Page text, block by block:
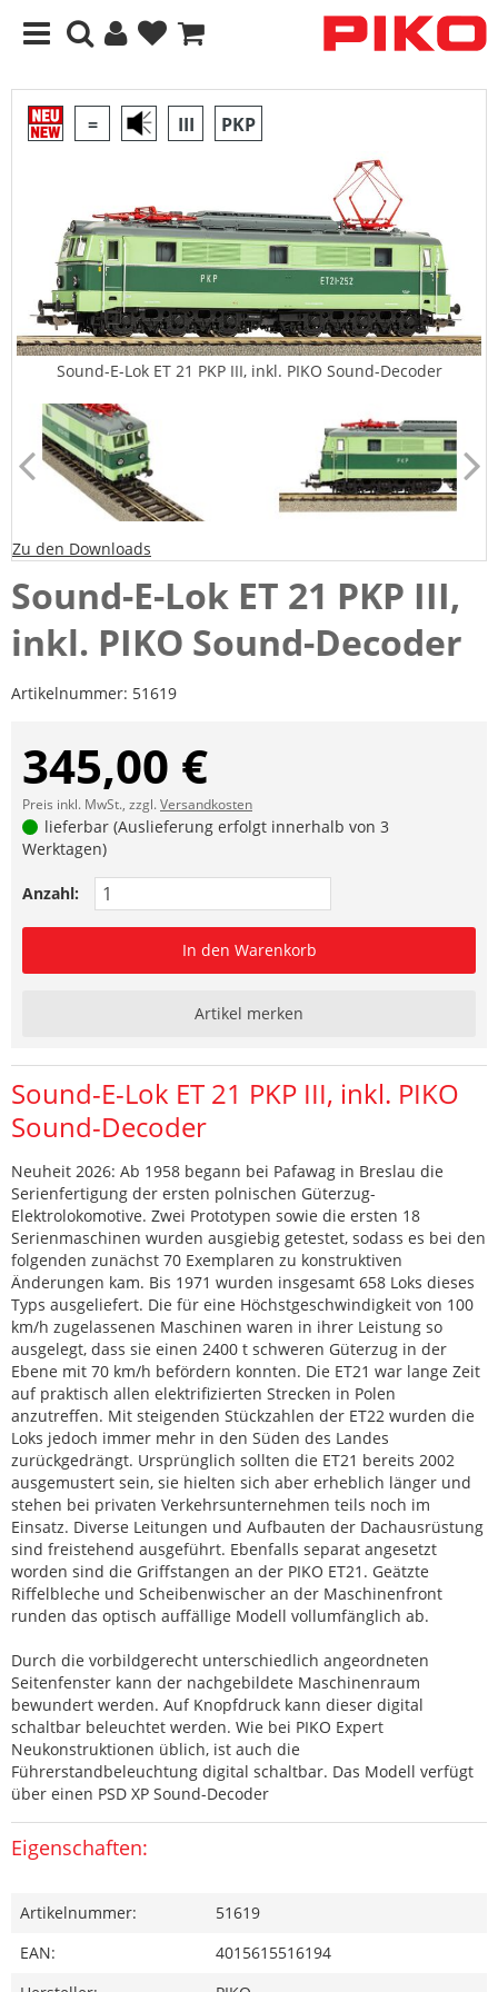
= III PKP
Sound-E-Lok ET 21 PKP III, inkl. PIKO Sound-Decoder
Zu den Downloads
Sound-E-Lok ET 21 PKP III,
inkl. PIKO Sound-Decoder
Artikelnummer: 51619
345,00 €
Preis inkl. MwSt., zzgl.Versandkosten
lieferbar (Auslieferung erfolgt innerhalb von 3
Werktagen)
Anzahl:
In den Warenkorb
Artikel merken
Sound-E-Lok ET 21 PKP III, inkl. PIKO
Sound-Decoder
Neuheit 2026: Ab 1958 begann bei Pafawag in Breslau die
Serienfertigung der ersten polnischen Güterzug-
Elektrolokomotive. Zwei Prototypen sowie die ersten 18
Serienmaschinen wurden ausgiebig getestet, sodass es bei den
folgenden zunächst 70 Exemplaren zu konstruktiven
Änderungen kam. Bis 1971 wurden insgesamt 658 Loks dieses
Typs ausgeliefert. Die für eine Höchstgeschwindigkeit von 100
km/h zugelassenen Maschinen waren in ihrer Leistung so
ausgelegt, dass sie einen 2400 t schweren Güterzug in der
Ebene mit 70 km/h befördern konnten. Die ET21 war lange Zeit
auf praktisch allen elektrifizierten Strecken in Polen
anzutreffen. Mit steigenden Stückzahlen der ET22 wurden die
Loks jedoch immer mehr in den Süden des Landes
zurückgedrängt. Ursprünglich sollten die ET21 bereits 2002
ausgemustert sein, sie hielten sich aber erheblich länger und
stehen bei privaten Verkehrsunternehmen teils noch im
Einsatz. Diverse Leitungen und Aufbauten der Dachausrüstung
sind freistehend ausgeführt. Ebenfalls separat angesetzt
worden sind die Griffstangen an der PIKO ET21. Geätzte
Riffelbleche und Scheibenwischer an der Maschinenfront
runden das optisch auffällige Modell vollumfänglich ab.
Durch die vorbildgerecht unterschiedlich angeordneten
Seitenfenster kann der nachgebildete Maschinenraum
bewundert werden. Auf Knopfdruck kann dieser digital
schaltbar beleuchtet werden. Wie bei PIKO Expert
Neukonstruktionen üblich, ist auch die
Führerstandbeleuchtung digital schaltbar. Das Modell verfügt
über einen PSD XP Sound-Decoder
Eigenschaften:
Artikelnummer:
51619
EAN:
4015615516194